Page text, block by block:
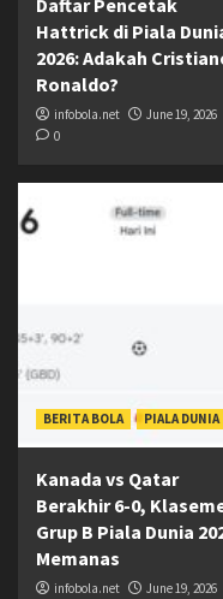
Daftar Pencetak
Hattrick di Piala
2026: Adakah
Ronaldo?
infobola.net
June 19, 2026
0
BERITA BOLA PIALA DUNIA
Kanada vs Qatar
Berakhir 6-0,
Grup B Piala Dunia
Memanas
infobola.net
June 19, 2026